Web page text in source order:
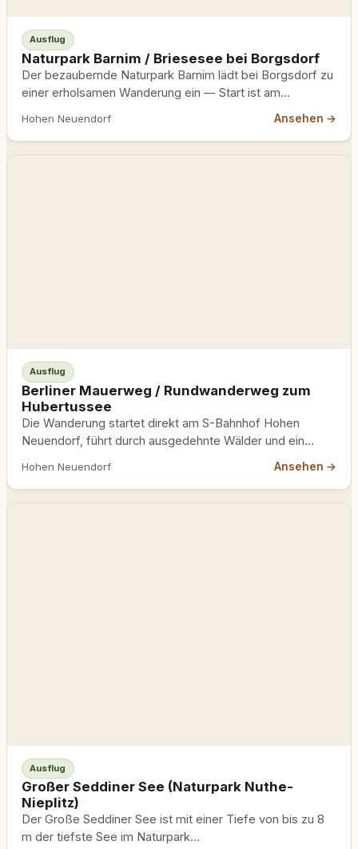
Ausflug
Naturpark Barnim / Briesesee bei Borgsdorf
Der bezaubernde Naturpark Barnim lädt bei Borgsdorf zu
einer erholsamen Wanderung ein — Start ist am
Hohen Neuendorf Ansehen →
Ausflug
Berliner Mauerweg / Rundwanderweg zum
Hubertussee
Die Wanderung startet direkt am S-Bahnhof Hohen
Neuendorf, führt durch ausgedehnte Wälder und ein
Hohen Neuendorf Ansehen →
Ausflug
Großer Seddiner See (Naturpark Nuthe-
Nieplitz)
Der Große Seddiner See ist mit einer Tiefe von bis zu 8
m der tiefste See im Naturpark…